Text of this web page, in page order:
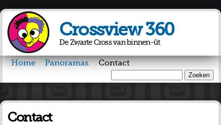
de inhoud
gaan
Crossview 360
De Zwarte Cross van binnen-ût
Home Panoramas Contact
Zoekveld
Contact